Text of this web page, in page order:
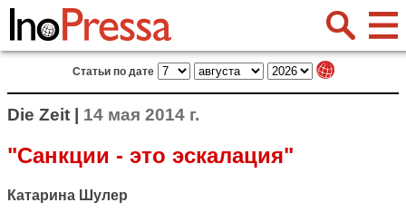
Статьи по дате
Die Zeit | 14 мая 2014 г.
"Санкции - это эскалация"
Катарина Шулер